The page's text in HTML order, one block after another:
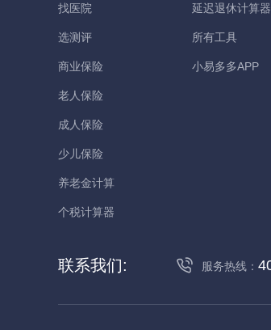
找医院
选测评
商业保险
老人保险
成人保险
少儿保险
养老金计算
个税计算器
延迟退休计算器
所有工具
小易多多APP
联系我们: 服务热线：